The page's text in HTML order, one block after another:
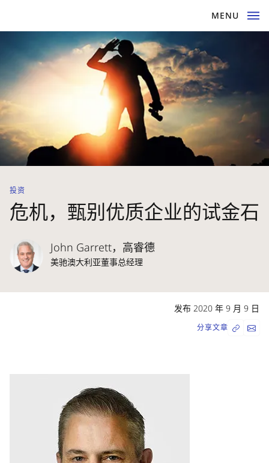
MENU
投资
危机，甄别优质企业的试金石
John Garrett，高睿德
美驰澳大利亚董事总经理
发布 2020 年 9 月 9 日
分享文章